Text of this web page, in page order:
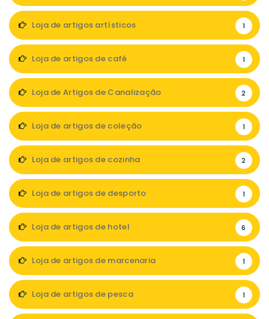
Loja de artigos artísticos 1
Loja de artigos de café 1
Loja de Artigos de Canalização 2
Loja de artigos de coleção 1
Loja de artigos de cozinha 2
Loja de artigos de desporto 1
Loja de artigos de hotel 6
Loja de artigos de marcenaria 1
Loja de artigos de pesca 1